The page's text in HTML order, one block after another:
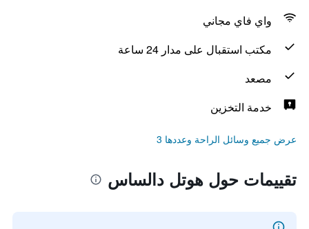
واي فاي مجاني
مكتب استقبال على مدار 24 ساعة
مصعد
خدمة التخزين
عرض جميع وسائل الراحة وعددها 3
تقييمات حول هوتل دالساس